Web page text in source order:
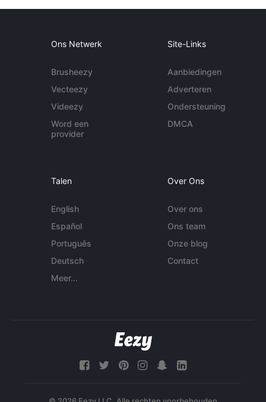
Ons Netwerk
Brusheezy
Vecteezy
Videezy
Word een
provider
Site-Links
Aanbiedingen
Adverteren
Ondersteuning
DMCA
Talen
English
Español
Português
Deutsch
Meer...
Over Ons
Over ons
Ons team
Onze blog
Contact